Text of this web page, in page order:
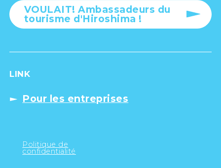
VOULAIT! Ambassadeurs du
tourisme d'Hiroshima !
LINK
Pour les entreprises
Politique de
confidentialité